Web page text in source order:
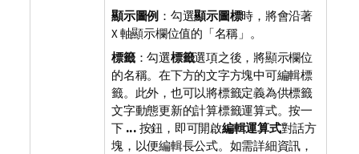
顯示圖例 ：勾選顯示圖標時，將會沿著
X 軸顯示欄位值的「名稱」。
標籤：勾選標籤選項之後，將顯示欄位
的名稱。在下方的文字方塊中可編輯標
籤。此外，也可以將標籤定義為供標籤
文字動態更新的計算標籤運算式。按一
下 ... 按鈕，即可開啟編輯運算式對話方
塊，以便編輯長公式。 如需詳細資訊，